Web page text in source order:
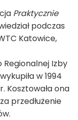
Praktycznie
podczas
Katowice,
Regionalnej Izby
w 1994
Kosztowała ona
przedłużenie